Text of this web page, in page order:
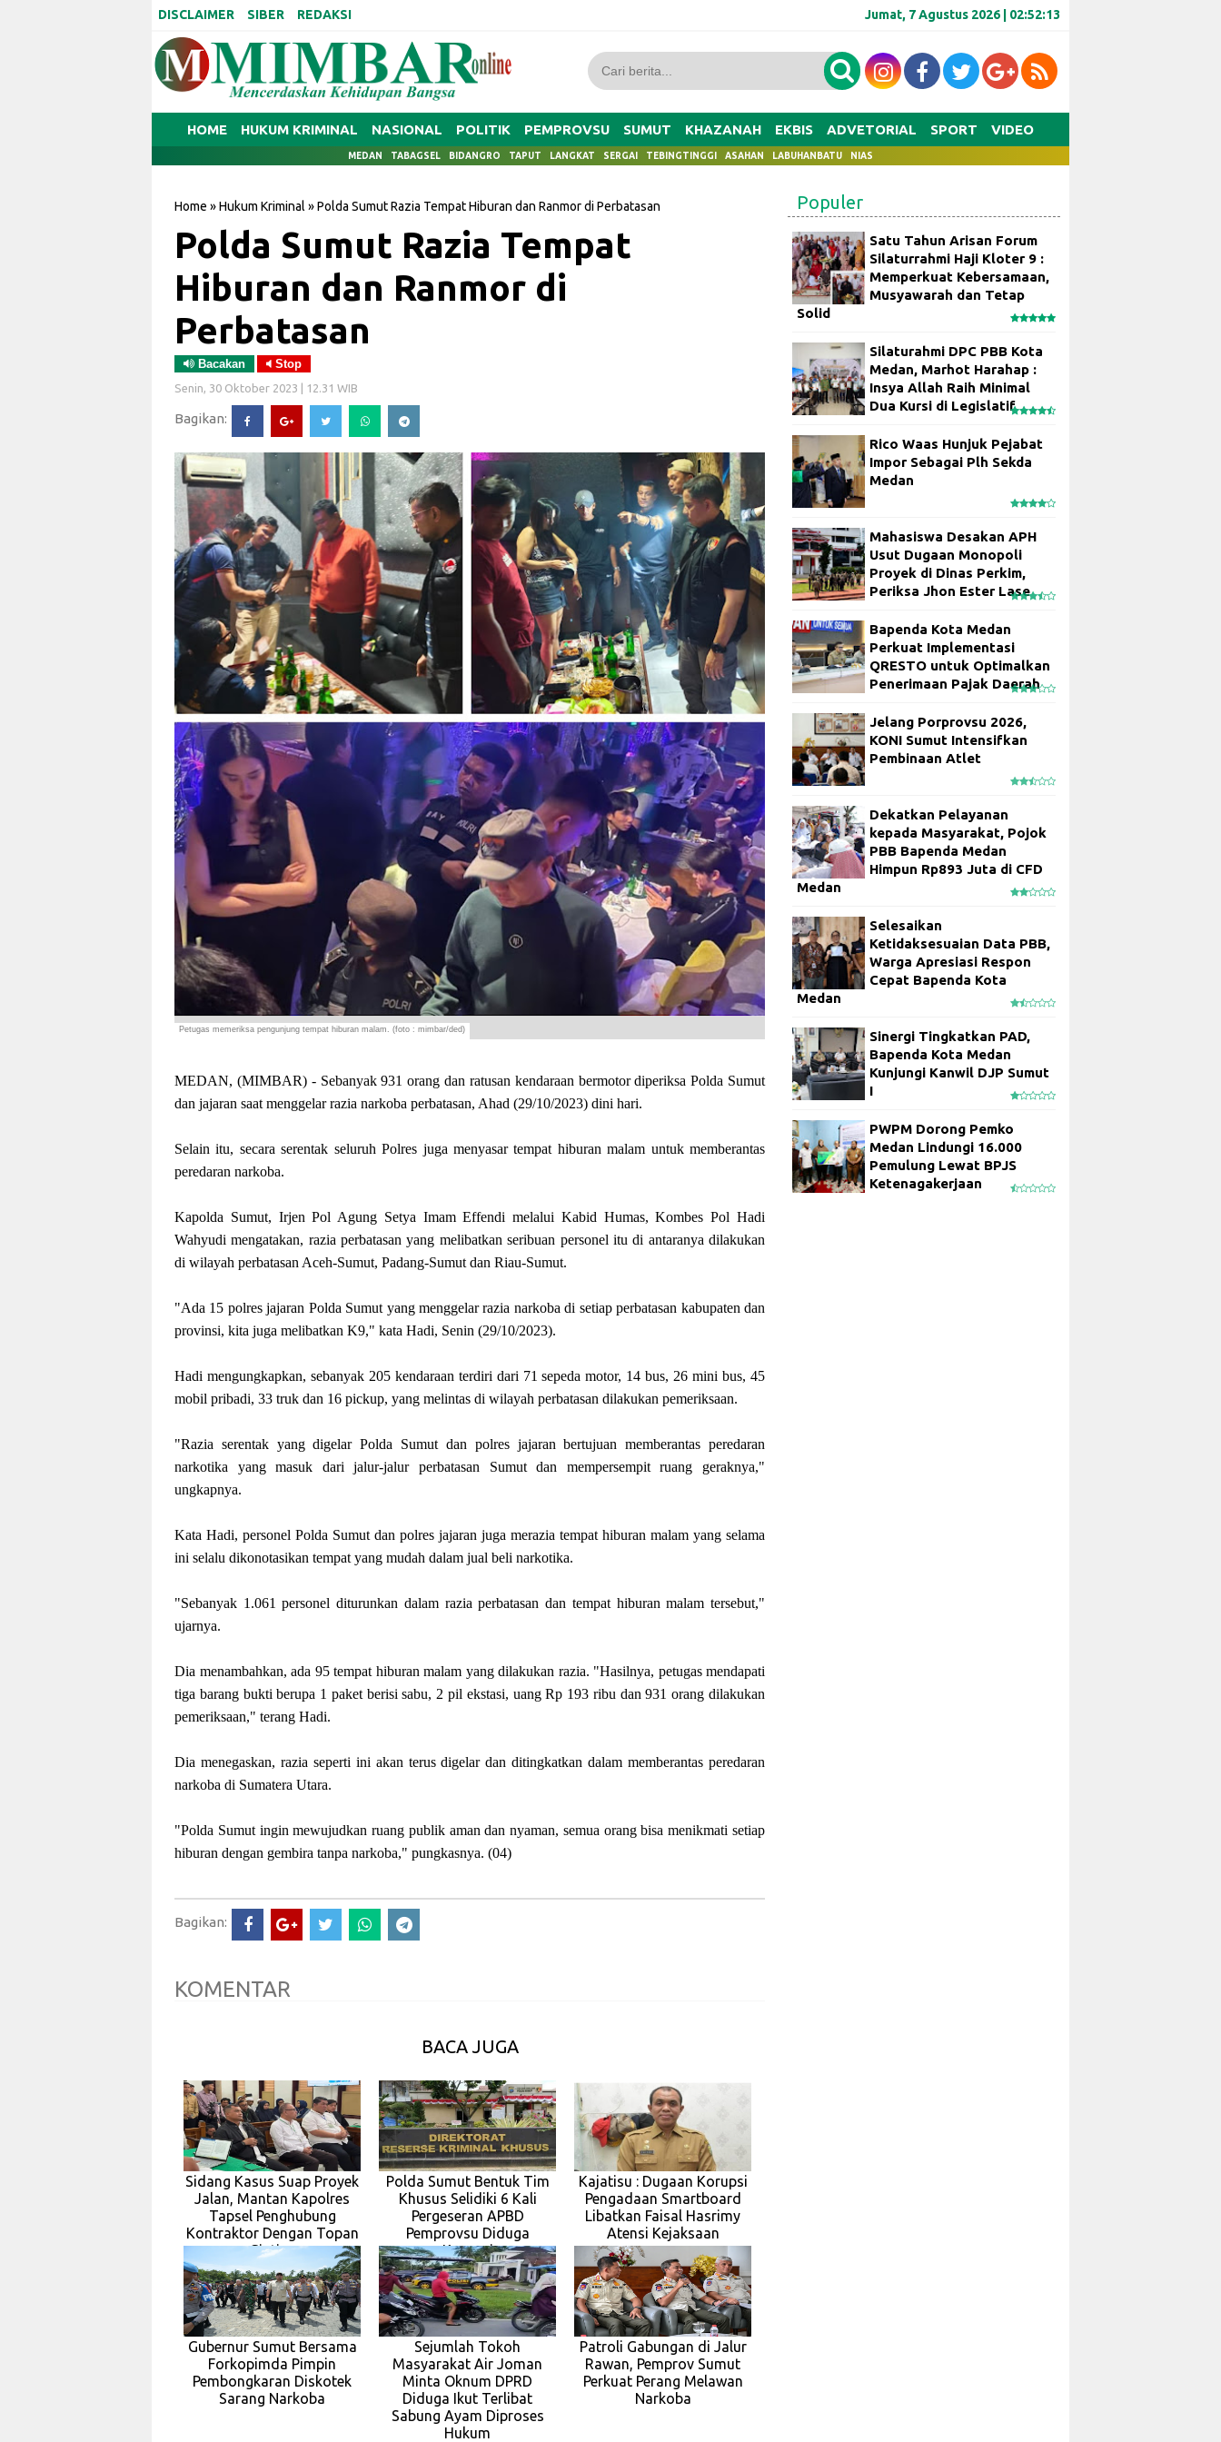
DISCLAIMER SIBER REDAKSI Jumat, 7 Agustus 2026 | 02:52:13
HOME HUKUM KRIMINAL NASIONAL POLITIK PEMPROVSU SUMUT KHAZANAH EKBIS ADVETORIAL SPORT VIDEO
MEDAN TABAGSEL BIDANGRO TAPUT LANGKAT SERGAI TEBINGTINGGI ASAHAN LABUHANBATU NIAS
Home »Hukum Kriminal »Polda Sumut Razia Tempat Hiburan dan Ranmor di Perbatasan
Polda Sumut Razia Tempat
Hiburan dan Ranmor di
Perbatasan
Bacakan Stop
Senin, 30 Oktober 2023 | 12.31 WIB
Bagikan:
Petugas memeriksa pengunjung tempat hiburan malam. (foto : mimbar/ded)
MEDAN, (MIMBAR) - Sebanyak 931 orang dan ratusan kendaraan bermotor diperiksa Polda Sumut
dan jajaran saat menggelar razia narkoba perbatasan, Ahad (29/10/2023) dini hari.
Selain itu, secara serentak seluruh Polres juga menyasar tempat hiburan malam untuk memberantas
peredaran narkoba.
Kapolda Sumut, Irjen Pol Agung Setya Imam Effendi melalui Kabid Humas, Kombes Pol Hadi
Wahyudi mengatakan, razia perbatasan yang melibatkan seribuan personel itu di antaranya dilakukan
di wilayah perbatasan Aceh-Sumut, Padang-Sumut dan Riau-Sumut.
"Ada 15 polres jajaran Polda Sumut yang menggelar razia narkoba di setiap perbatasan kabupaten dan
provinsi, kita juga melibatkan K9," kata Hadi, Senin (29/10/2023).
Hadi mengungkapkan, sebanyak 205 kendaraan terdiri dari 71 sepeda motor, 14 bus, 26 mini bus, 45
mobil pribadi, 33 truk dan 16 pickup, yang melintas di wilayah perbatasan dilakukan pemeriksaan.
"Razia serentak yang digelar Polda Sumut dan polres jajaran bertujuan memberantas peredaran
narkotika yang masuk dari jalur-jalur perbatasan Sumut dan mempersempit ruang geraknya,"
ungkapnya.
Kata Hadi, personel Polda Sumut dan polres jajaran juga merazia tempat hiburan malam yang selama
ini selalu dikonotasikan tempat yang mudah dalam jual beli narkotika.
"Sebanyak 1.061 personel diturunkan dalam razia perbatasan dan tempat hiburan malam tersebut,"
ujarnya.
Dia menambahkan, ada 95 tempat hiburan malam yang dilakukan razia. "Hasilnya, petugas mendapati
tiga barang bukti berupa 1 paket berisi sabu, 2 pil ekstasi, uang Rp 193 ribu dan 931 orang dilakukan
pemeriksaan," terang Hadi.
Dia menegaskan, razia seperti ini akan terus digelar dan ditingkatkan dalam memberantas peredaran
narkoba di Sumatera Utara.
"Polda Sumut ingin mewujudkan ruang publik aman dan nyaman, semua orang bisa menikmati setiap
hiburan dengan gembira tanpa narkoba," pungkasnya. (04)
Bagikan:
KOMENTAR
BACA JUGA
Sidang Kasus Suap Proyek
Jalan, Mantan Kapolres
Tapsel Penghubung
Kontraktor Dengan Topan
Ginting
Polda Sumut Bentuk Tim
Khusus Selidiki 6 Kali
Pergeseran APBD
Pemprovsu Diduga
Korupsi
Kajatisu : Dugaan Korupsi
Pengadaan Smartboard
Libatkan Faisal Hasrimy
Atensi Kejaksaan
Gubernur Sumut Bersama
Forkopimda Pimpin
Pembongkaran Diskotek
Sarang Narkoba
Sejumlah Tokoh
Masyarakat Air Joman
Minta Oknum DPRD
Diduga Ikut Terlibat
Sabung Ayam Diproses
Hukum
Patroli Gabungan di Jalur
Rawan, Pemprov Sumut
Perkuat Perang Melawan
Narkoba
Populer
Satu Tahun Arisan Forum
Silaturrahmi Haji Kloter 9 :
Memperkuat Kebersamaan,
Musyawarah dan Tetap
Solid
Silaturahmi DPC PBB Kota
Medan, Marhot Harahap :
Insya Allah Raih Minimal
Dua Kursi di Legislatif
Rico Waas Hunjuk Pejabat
Impor Sebagai Plh Sekda
Medan
Mahasiswa Desakan APH
Usut Dugaan Monopoli
Proyek di Dinas Perkim,
Periksa Jhon Ester Lase
Bapenda Kota Medan
Perkuat Implementasi
QRESTO untuk Optimalkan
Penerimaan Pajak Daerah
Jelang Porprovsu 2026,
KONI Sumut Intensifkan
Pembinaan Atlet
Dekatkan Pelayanan
kepada Masyarakat, Pojok
PBB Bapenda Medan
Himpun Rp893 Juta di CFD
Medan
Selesaikan
Ketidaksesuaian Data PBB,
Warga Apresiasi Respon
Cepat Bapenda Kota
Medan
Sinergi Tingkatkan PAD,
Bapenda Kota Medan
Kunjungi Kanwil DJP Sumut
I
PWPM Dorong Pemko
Medan Lindungi 16.000
Pemulung Lewat BPJS
Ketenagakerjaan